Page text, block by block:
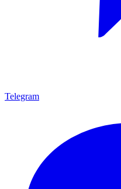
Telegram